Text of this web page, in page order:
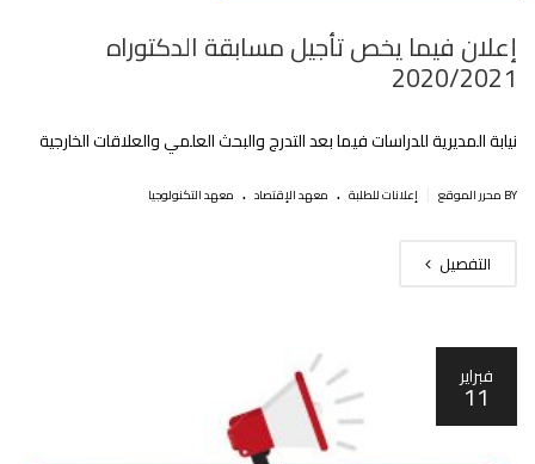
إعلان فيما يخص تأجيل مسابقة الدكتوراه
2020/2021
نيابة المديرية للدراسات فيما بعد التدرج والبحث العلمي والعلاقات الخارجية
BY محرر الموقع إعلانات للطلبة . معهد الإقتصاد . معهد التكنولوجيا
التفصيل
فبراير
11